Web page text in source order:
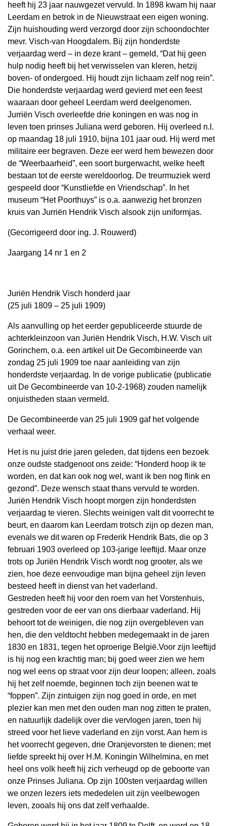
heeft hij 23 jaar nauwgezet vervuld. In 1898 kwam hij naar
Leerdam en betrok in de Nieuwstraat een eigen woning.
Zijn huishouding werd verzorgd door zijn schoondochter
mevr. Visch-van Hoogdalem. Bij zijn honderdste
verjaardag werd – in deze krant – gemeld, “Dat hij geen
hulp nodig heeft bij het verwisselen van kleren, hetzij
boven- of ondergoed. Hij houdt zijn lichaam zelf nog rein”.
Die honderdste verjaardag werd gevierd met een feest
waaraan door geheel Leerdam werd deelgenomen.
Jurriën Visch overleefde drie koningen en was nog in
leven toen prinses Juliana werd geboren. Hij overleed n.l.
op maandag 18 juli 1910, bijna 101 jaar oud. Hij werd met
militaire eer begraven. Deze eer werd hem bewezen door
de “Weerbaarheid”, een soort burgerwacht, welke heeft
bestaan tot de eerste wereldoorlog. De treurmuziek werd
gespeeld door “Kunstliefde en Vriendschap”. In het
museum “Het Poorthuys” is o.a. aanwezig het bronzen
kruis van Jurriën Hendrik Visch alsook zijn uniformjas.
(Gecorrigeerd door ing. J. Rouwerd)
Jaargang 14 nr 1 en 2
Juriën Hendrik Visch honderd jaar
(25 juli 1809 – 25 juli 1909)
Als aanvulling op het eerder gepubliceerde stuurde de
achterkleinzoon van Juriën Hendrik Visch, H.W. Visch uit
Gorinchem, o.a. een artikel uit De Gecombineerde van
zondag 25 juli 1909 toe naar aanleiding van zijn
honderdste verjaardag. In de vorige publicatie (publicatie
uit De Gecombineerde van 10-2-1968) zouden namelijk
onjuistheden staan vermeld.
De Gecombineerde van 25 juli 1909 gaf het volgende
verhaal weer.
Het is nu juist drie jaren geleden, dat tijdens een bezoek
onze oudste stadgenoot ons zeide: “Honderd hoop ik te
worden, en dat kan ook nog wel, want ik ben nog flink en
gezond”. Deze wensch staat thans vervuld te worden.
Juriën Hendrik Visch hoopt morgen zijn honderdsten
verjaardag te vieren. Slechts weinigen valt dit voorrecht te
beurt, en daarom kan Leerdam trotsch zijn op dezen man,
evenals we dit waren op Frederik Hendrik Bats, die op 3
februari 1903 overleed op 103-jarige leeftijd. Maar onze
trots op Juriën Hendrik Visch wordt nog grooter, als we
zien, hoe deze eenvoudige man bijna geheel zijn leven
besteed heeft in dienst van het vaderland.
Gestreden heeft hij voor den roem van het Vorstenhuis,
gestreden voor de eer van ons dierbaar vaderland. Hij
behoort tot de weinigen, die nog zijn overgebleven van
hen, die den veldtocht hebben medegemaakt in de jaren
1830 en 1831, tegen het oproerige België.Voor zijn leeftijd
is hij nog een krachtig man; bij goed weer zien we hem
nog wel eens op straat voor zijn deur loopen; alleen, zoals
hij het zelf noemde, beginnen toch zijn beenen wat te
“foppen”. Zijn zintuigen zijn nog goed in orde, en met
plezier kan men met den ouden man nog zitten te praten,
en natuurlijk dadelijk over die vervlogen jaren, toen hij
streed voor het lieve vaderland en zijn vorst. Aan hem is
het voorrecht gegeven, drie Oranjevorsten te dienen; met
liefde spreekt hij over H.M. Koningin Wilhelmina, en met
heel ons volk heeft hij zich verheugd op de geboorte van
onze Prinses Juliana. Op zijn 100sten verjaardag willen
we onzen lezers iets mededelen uit zijn veelbewogen
leven, zooals hij ons dat zelf verhaalde.